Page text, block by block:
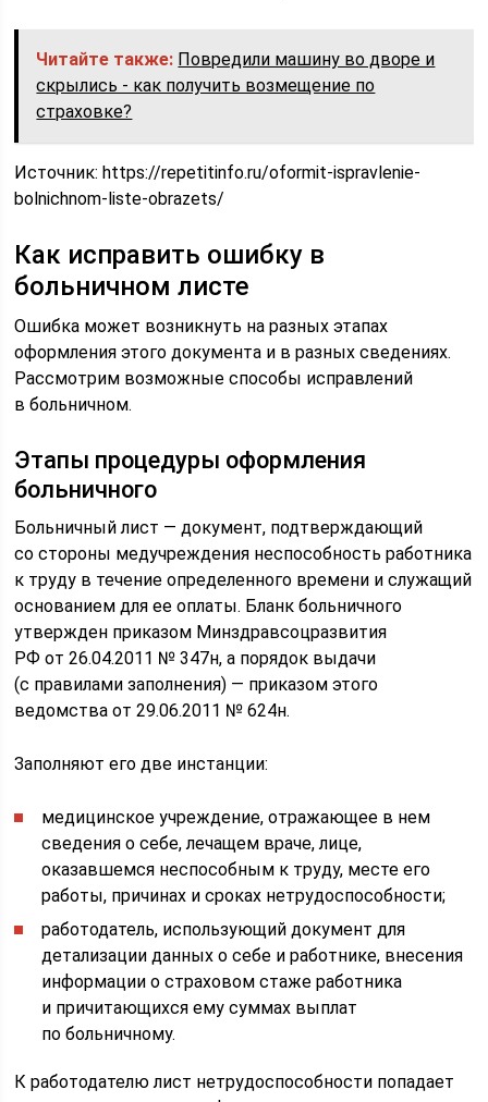
Читайте также: Повредили машину во дворе и
скрылись - как получить возмещение по
страховке?
Источник:https://repetitinfo.ru/oformit-ispravlenie-
bolnichnom-liste-obrazets/
Как исправить ошибку в
больничном листе
Ошибка может возникнуть на разных этапах
оформления этого документа и в разных сведениях.
Рассмотрим возможные способы исправлений
в больничном.
Этапы процедуры оформления
больничного
Больничный лист — документ, подтверждающий
со стороны медучреждения неспособность работника
к труду в течение определенного времени и служащий
основанием для ее оплаты. Бланк больничного
утвержден приказом Минздравсоцразвития
РФ от 26.04.2011 № 347н, а порядок выдачи
(с правилами заполнения) — приказом этого
ведомства от 29.06.2011 № 624н.
Заполняют его две инстанции:
медицинское учреждение, отражающее в нем
сведения о себе, лечащем враче, лице,
оказавшемся неспособным к труду, месте его
работы, причинах и сроках нетрудоспособности;
работодатель, использующий документ для
детализации данных о себе и работнике, внесения
информации о страховом стаже работника
и причитающихся ему суммах выплат
по больничному.
К работодателю лист нетрудоспособности попадает